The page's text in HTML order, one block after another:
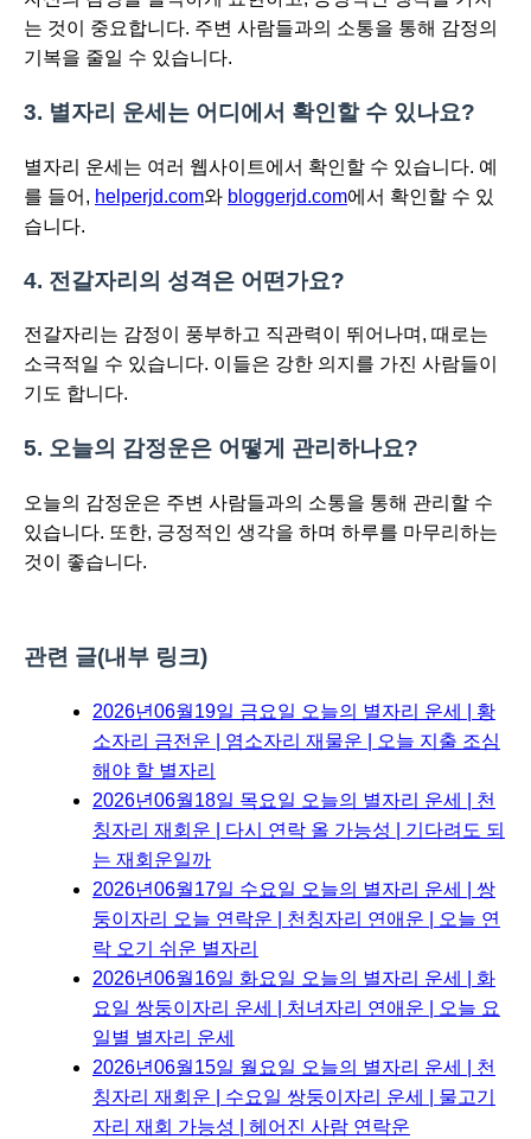
는 것이 중요합니다. 주변 사람들과의 소통을 통해 감정의
기복을 줄일 수 있습니다.
3. 별자리 운세는 어디에서 확인할 수 있나요?
별자리 운세는 여러 웹사이트에서 확인할 수 있습니다. 예
를 들어, helperjd.com와 bloggerjd.com에서 확인할 수 있
습니다.
4. 전갈자리의 성격은 어떤가요?
전갈자리는 감정이 풍부하고 직관력이 뛰어나며, 때로는
소극적일 수 있습니다. 이들은 강한 의지를 가진 사람들이
기도 합니다.
5. 오늘의 감정운은 어떻게 관리하나요?
오늘의 감정운은 주변 사람들과의 소통을 통해 관리할 수
있습니다. 또한, 긍정적인 생각을 하며 하루를 마무리하는
것이 좋습니다.
관련 글(내부 링크)
2026년06월19일 금요일 오늘의 별자리 운세 | 황
소자리 금전운 | 염소자리 재물운 | 오늘 지출 조심
해야 할 별자리
2026년06월18일 목요일 오늘의 별자리 운세 | 천
칭자리 재회운 | 다시 연락 올 가능성 | 기다려도 되
는 재회운일까
2026년06월17일 수요일 오늘의 별자리 운세 | 쌍
둥이자리 오늘 연락운 | 천칭자리 연애운 | 오늘 연
락 오기 쉬운 별자리
2026년06월16일 화요일 오늘의 별자리 운세 | 화
요일 쌍둥이자리 운세 | 처녀자리 연애운 | 오늘 요
일별 별자리 운세
2026년06월15일 월요일 오늘의 별자리 운세 | 천
칭자리 재회운 | 수요일 쌍둥이자리 운세 | 물고기
자리 재회 가능성 | 헤어진 사람 연락운